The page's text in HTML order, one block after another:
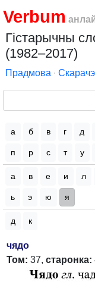
Verbum
Гістарычны
(1982–2017)
Прадмова ∙
а б в г д
п р с т у
а в е и л
ь э ю я
д к
чядо
Том: 37, старонка: